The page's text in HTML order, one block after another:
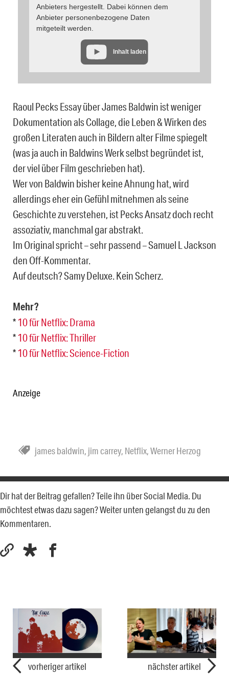
Anbieters hergestellt. Dabei können dem
Anbieter personenbezogene Daten
mitgeteilt werden.
Inhalt laden
Raoul Pecks Essay über James Baldwin ist weniger
Dokumentation als Collage, die Leben & Wirken des
großen Literaten auch in Bildern alter Filme spiegelt
(was ja auch in Baldwins Werk selbst begründet ist,
der viel über Film geschrieben hat).
Wer von Baldwin bisher keine Ahnung hat, wird
allerdings eher ein Gefühl mitnehmen als seine
Geschichte zu verstehen, ist Pecks Ansatz doch recht
assoziativ, manchmal gar abstrakt.
Im Original spricht – sehr passend – Samuel L Jackson
den Off-Kommentar.
Auf deutsch? Samy Deluxe. Kein Scherz.
Mehr?
*10 für Netflix: Drama
*10 für Netflix: Thriller
*10 für Netflix: Science-Fiction
Anzeige
james baldwin, jim carrey, Netflix,Werner Herzog
Dir hat der Beitrag gefallen? Teile ihn über Social Media. Du
möchtest etwas dazu sagen? Weiter unten gelangst du zu den
Kommentaren.
vorheriger artikel nächster artikel